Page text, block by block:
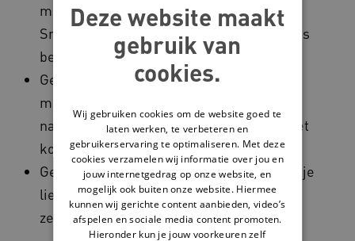
met je praat over zijn of haar leefstijl.
Snelle beloningen zorgen dat we meer ons
best doen.
Geef aandacht aan wat goed gaat. Is iets
maar voor een deel gelukt? Leg dan de
nadruk op wat wel gelukt is en kijk hoe het
komt dat het gelukt is.
Geef niet te veel informatie en tips. Richt je
liever op het vergroten van het
zelfvertrouwen van je cliënt.
Deze website maakt
gebruik van
cookies.
Wij gebruiken cookies om de website goed te
laten werken, te verbeteren en
gebruikerservaring te optimaliseren. Met deze
cookies verzamelen wij informatie over jou en
jouw internetgedrag op onze website, en
mogelijk ook buiten onze website. Hiermee
kunnen wij gerichte content aanbieden, video’s
afspelen en sociale media content promoten.
Hieronder kun je jouw voorkeuren zelf